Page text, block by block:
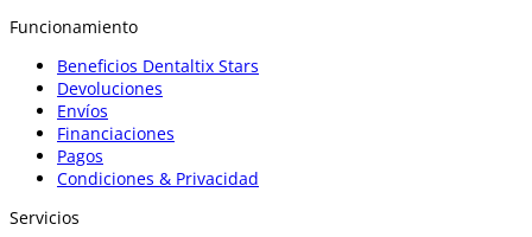
Funcionamiento
Beneficios Dentaltix Stars
Devoluciones
Envíos
Financiaciones
Pagos
Condiciones & Privacidad
Servicios